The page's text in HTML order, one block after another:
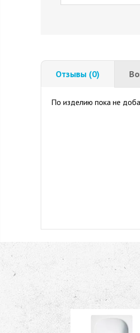
Отзывы (0)
По изделию пока не
150x70